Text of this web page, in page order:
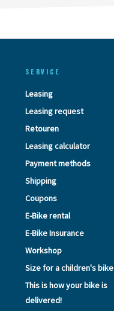
SERVICE
Leasing
Leasing request
Retouren
Leasing calculator
Payment methods
Shipping
Coupons
E-Bike rental
E-Bike Insurance
Workshop
Size for a children's bike
This is how your bike is
delivered!